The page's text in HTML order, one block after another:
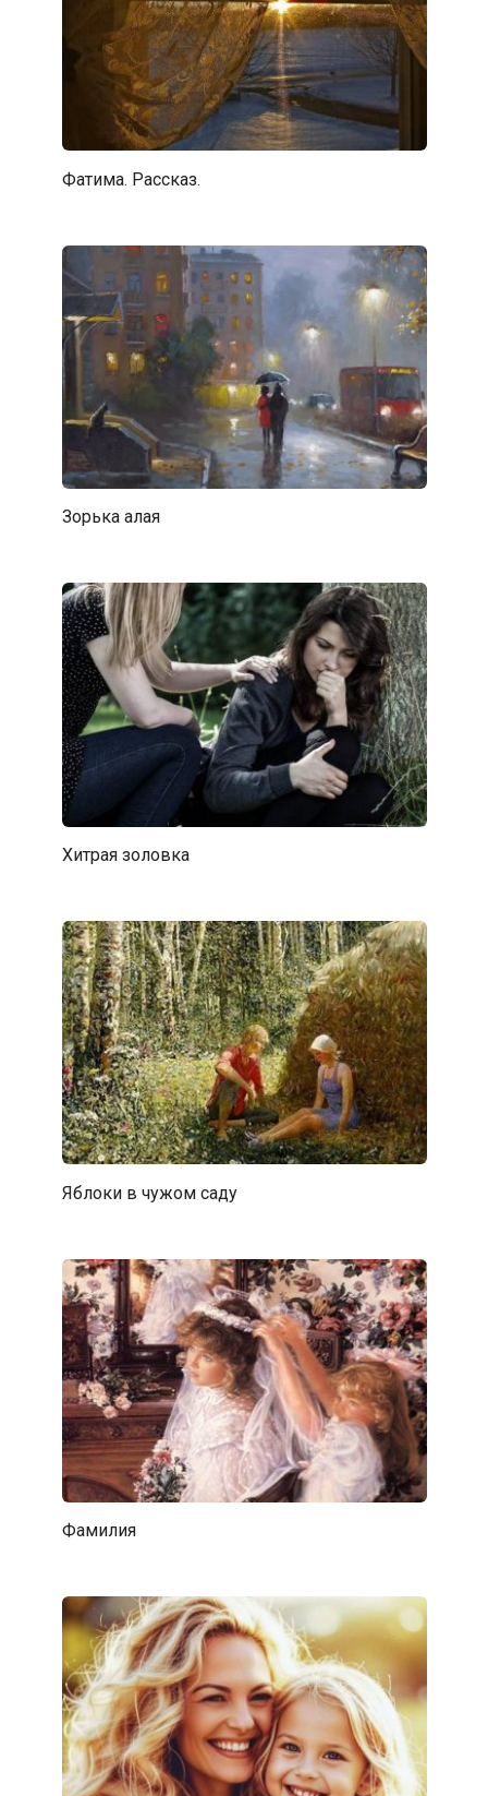
Фатима. Рассказ.
Зорька алая
Хитрая золовка
Яблоки в чужом саду
Фамилия